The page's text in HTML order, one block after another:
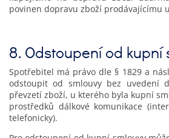
povinen dopravu zboží prodávajícímu
8. Odstoupení od kupní
Spotřebitel má právo dle § 1829 a
odstoupit od smlouvy bez uvedení
převzetí zboží, u kterého byla kupní
prostředků dálkové komunikace
telefonicky).